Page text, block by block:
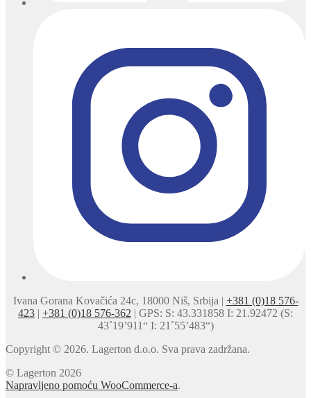
Ivana Gorana Kovačića 24c, 18000 Niš, Srbija | +381 (0)18 576-
423 | +381 (0)18 576-362 | GPS: S: 43.331858 I: 21.92472 (S:
43˚19’911“ I: 21˚55’483“)
Copyright © 2026. Lagerton d.o.o. Sva prava zadržana.
© Lagerton 2026
Napravljeno pomoću WooCommerce-a.